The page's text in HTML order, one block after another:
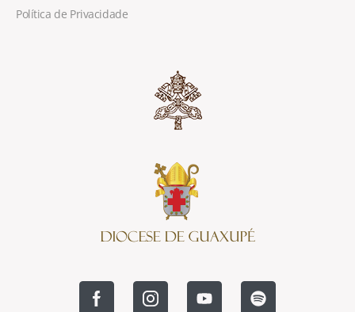
Política de Privacidade